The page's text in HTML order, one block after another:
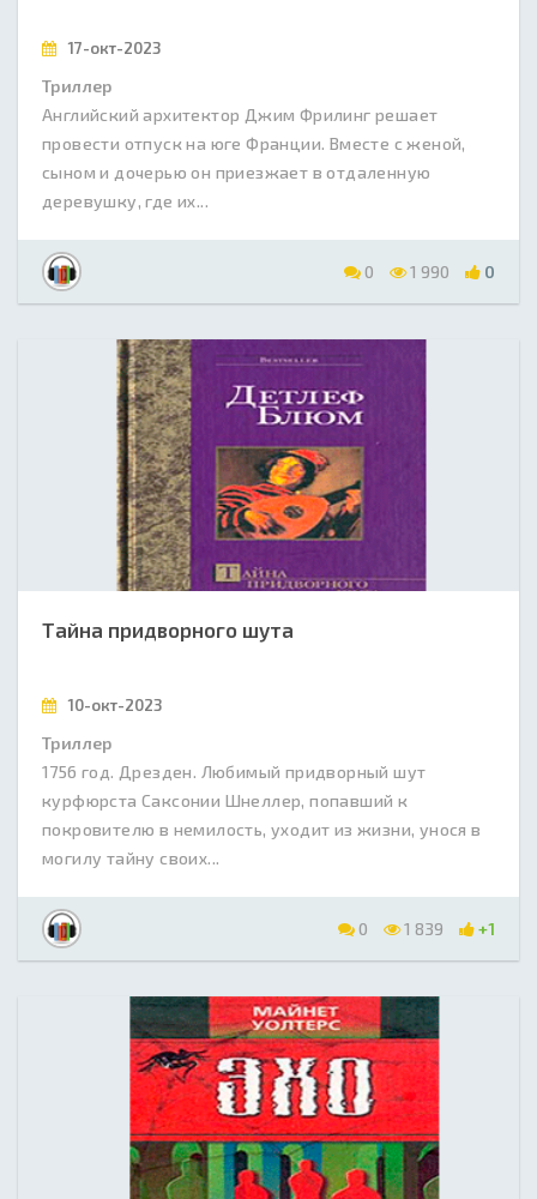
17-окт-2023
Триллер
Английский архитектор Джим Фрилинг решает
провести отпуск на юге Франции. Вместе с женой,
сыном и дочерью он приезжает в отдаленную
деревушку, где их...
0 1 990 0
Тайна придворного шута
10-окт-2023
Триллер
1756 год. Дрезден. Любимый придворный шут
курфюрста Саксонии Шнеллер, попавший к
покровителю в немилость, уходит из жизни, унося в
могилу тайну своих...
0 1 839 +1